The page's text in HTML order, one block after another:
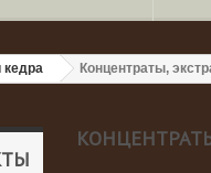
кедра Концентраты,